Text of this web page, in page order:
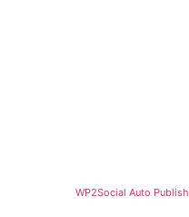
WP2Social Auto Publish